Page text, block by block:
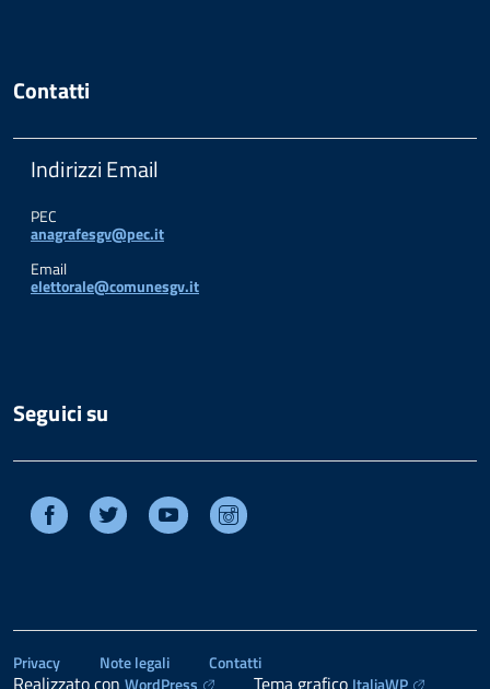
Contatti
Indirizzi Email
PEC
anagrafesgv@pec.it
Email
elettorale@comunesgv.it
Seguici su
Facebook Twitter Youtube
Privacy Note legali Contatti
Realizzato con WordPress Tema grafico ItaliaWP